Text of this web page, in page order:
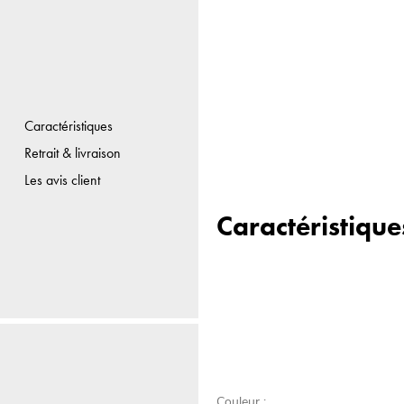
Caractéristiques
Retrait & livraison
Les avis client